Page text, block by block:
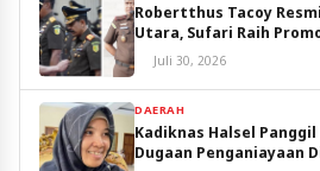
Robertthus Tacoy
Utara, Sufari Raih
Juli 30, 2026
DAERAH
Kadiknas Halsel Panggil
Dugaan Penganiayaan